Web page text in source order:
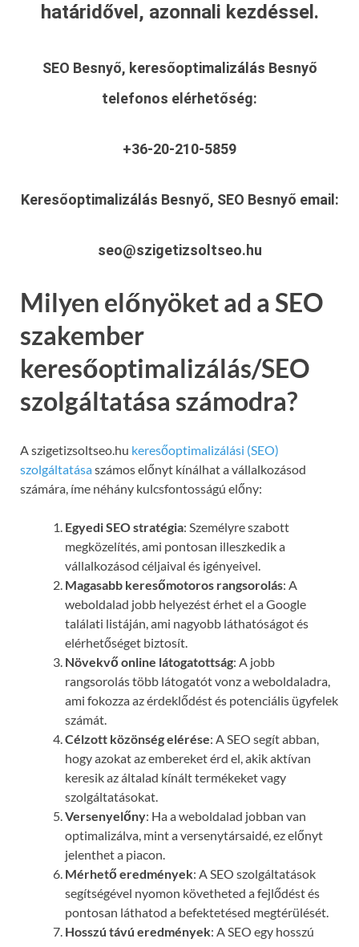
határidővel, azonnali kezdéssel.
SEO Besnyő, keresőoptimalizálás Besnyő
telefonos elérhetőség:
+36-20-210-5859
Keresőoptimalizálás Besnyő, SEO Besnyő email:
seo@szigetizsoltseo.hu
Milyen előnyöket ad a SEO
szakember
keresőoptimalizálás/SEO
szolgáltatása számodra?
A szigetizsoltseo.hu keresőoptimalizálási (SEO)
szolgáltatásaszámos előnyt kínálhat a vállalkozásod
számára, íme néhány kulcsfontosságú előny:
Egyedi SEO stratégia: Személyre szabott
megközelítés, ami pontosan illeszkedik a
vállalkozásod céljaival és igényeivel.
Magasabb keresőmotoros rangsorolás: A
weboldalad jobb helyezést érhet el a Google
találati listáján, ami nagyobb láthatóságot és
elérhetőséget biztosít.
Növekvő online látogatottság: A jobb
rangsorolás több látogatót vonz a weboldaladra,
ami fokozza az érdeklődést és potenciális ügyfelek
számát.
Célzott közönség elérése: A SEO segít abban,
hogy azokat az embereket érd el, akik aktívan
keresik az általad kínált termékeket vagy
szolgáltatásokat.
Versenyelőny: Ha a weboldalad jobban van
optimalizálva, mint a versenytársaidé, ez előnyt
jelenthet a piacon.
Mérhető eredmények: A SEO szolgáltatások
segítségével nyomon követheted a fejlődést és
pontosan láthatod a befektetésed megtérülését.
Hosszú távú eredmények: A SEO egy hosszú